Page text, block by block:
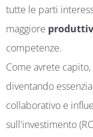
tutte le parti
maggiore
competenze.
Come avrete
diventando
collaborativo e
sull'investimento